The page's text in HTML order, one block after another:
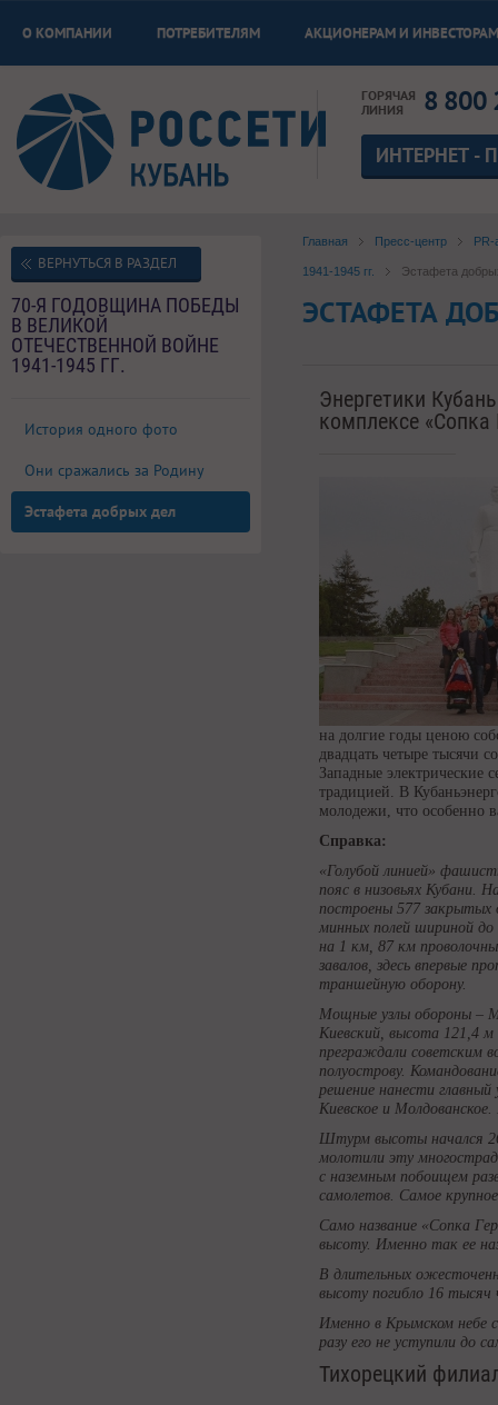
О КОМПАНИИ ПОТРЕБИТЕЛЯМ АКЦИОНЕРАМ И ИНВЕСТОРАМ
ГОРЯЧАЯ
ЛИНИЯ
8 800
ИНТЕРНЕТ -
Главная Пресс-центр PR-
1941-1945 гг. Эстафета
ЭСТАФЕТА
Энергетики
комплексе
на долгие годы ценою
двадцать четыре тысячи
Западные электрические
традицией. В
молодежи, что особенно
Справка:
«Голубой линией»
пояс в низовьях Кубани.
построены 577 закрытых
минных полей шириной
на 1 км, 87 км
завалов, здесь впервые
траншейную оборону.
Мощные узлы обороны –
Киевский, высота 121,4
преграждали советским
полуострову.
решение нанести
Киевское и
Штурм высоты начался
молотили эту
с наземным побоищем
самолетов. Самое
Само название «Сопка
высоту. Именно так ее
В длительных
высоту погибло 16 тысяч
Именно в Крымском небе
разу его не уступили до
Тихорецкий
ВЕРНУТЬСЯ В РАЗДЕЛ
70-Я ГОДОВЩИНА ПОБЕДЫ
В ВЕЛИКОЙ
ОТЕЧЕСТВЕННОЙ ВОЙНЕ
1941-1945 ГГ.
История одного фото
Они сражались за Родину
Эстафета добрых дел